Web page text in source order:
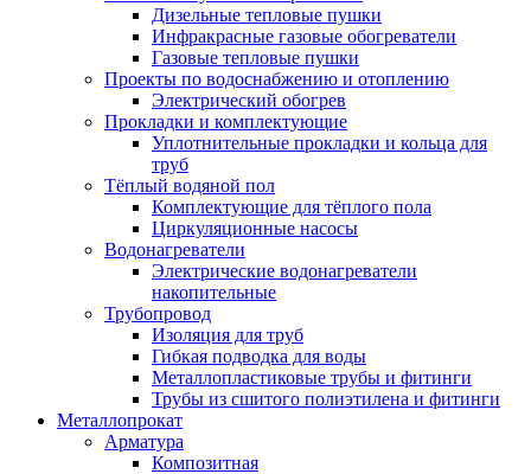
Дизельные тепловые пушки
Инфракрасные газовые обогреватели
Газовые тепловые пушки
Проекты по водоснабжению и отоплению
Электрический обогрев
Прокладки и комплектующие
Уплотнительные прокладки и кольца для
труб
Тёплый водяной пол
Комплектующие для тёплого пола
Циркуляционные насосы
Водонагреватели
Электрические водонагреватели
накопительные
Трубопровод
Изоляция для труб
Гибкая подводка для воды
Металлопластиковые трубы и фитинги
Трубы из сшитого полиэтилена и фитинги
Металлопрокат
Арматура
Композитная